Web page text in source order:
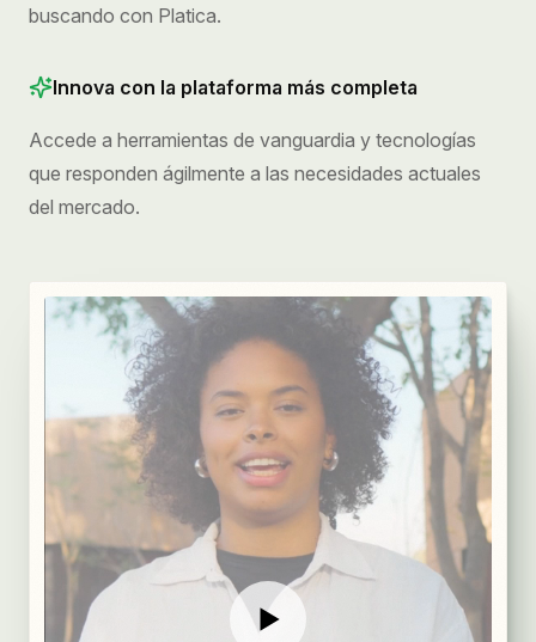
buscando con Platica.
Innova con la plataforma más completa
Accede a herramientas de vanguardia y tecnologías
que responden ágilmente a las necesidades actuales
del mercado.